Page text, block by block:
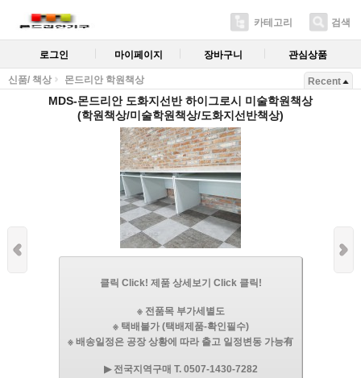
카테고리 검색
로그인 마이페이지 장바구니 관심상품
신품/ 책상 몬드리안 학원책상 Recent
MDS-몬드리안 도화지선반 하이그로시 미술학원책상
(학원책상/미술학원책상/도화지선반책상)
클릭 Click! 제품 상세보기 Click 클릭!
※ 전품목 부가세별도
※ 택배불가 (택배제품-확인필수)
※ 배송일정은 공장 상황에 따라 출고 일정변동 가능有
▶ 전국지역구매 T. 0507-1430-7282